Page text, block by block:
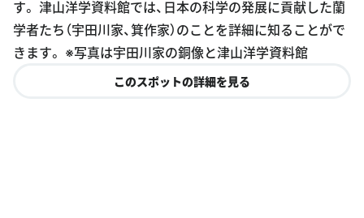
す。 津山洋学資料館では、日本の科学の発展に貢献した蘭
学者たち（宇田川家、箕作家）のことを詳細に知ることがで
きます。 ※写真は宇田川家の銅像と津山洋学資料館
このスポットの詳細を見る